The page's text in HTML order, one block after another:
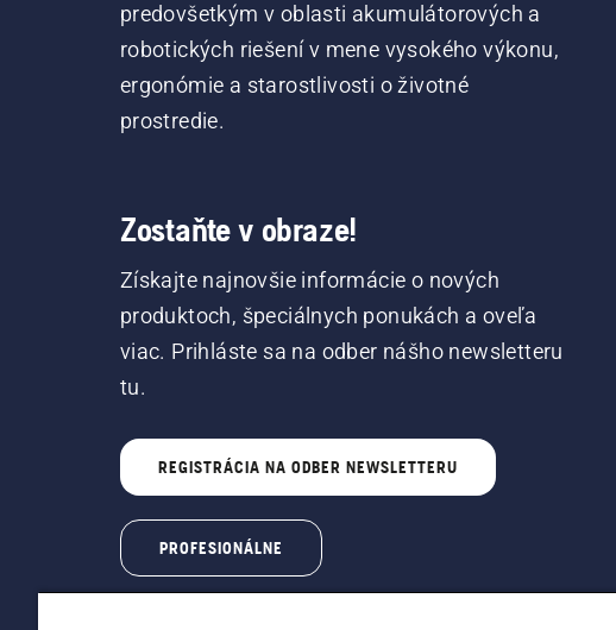
predovšetkým v oblasti akumulátorových a
robotických riešení v mene vysokého výkonu,
ergonómie a starostlivosti o životné
prostredie.
Zostaňte v obraze!
Získajte najnovšie informácie o nových
produktoch, špeciálnych ponukách a oveľa
viac. Prihláste sa na odber nášho newsletteru
tu.
REGISTRÁCIA NA ODBER NEWSLETTERU
PROFESIONÁLNE